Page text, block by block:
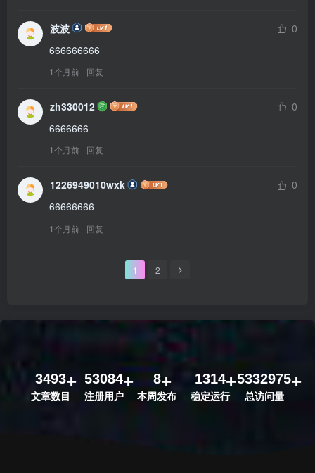
波波
0
666666666
1个月前 回复
zh330012
0
6666666
1个月前 回复
1226949010wxk
0
66666666
1个月前 回复
1 2
3493
文章数目
53084
注册用户
8
本周发布
1314
稳定运行
5332975
总访问量